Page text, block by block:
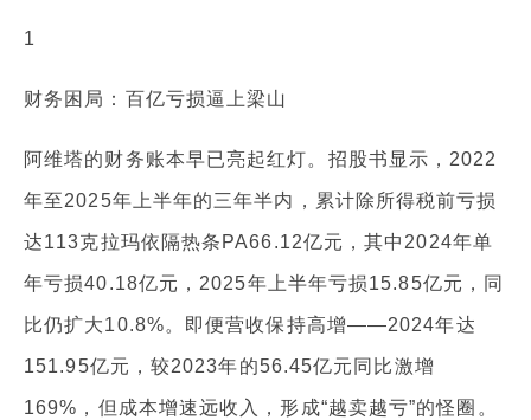
1
财务困局：百亿亏损逼上梁山
阿维塔的财务账本早已亮起红灯。招股书显示，2022
年至2025年上半年的三年半内，累计除所得税前亏损
达113克拉玛依隔热条PA66.12亿元，其中2024年单
年亏损40.18亿元，2025年上半年亏损15.85亿元，同
比仍扩大10.8%。即便营收保持高增——2024年达
151.95亿元，较2023年的56.45亿元同比激增
169%，但成本增速远收入，形成“越卖越亏”的怪圈。